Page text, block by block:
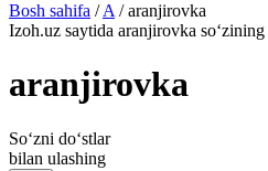
Bosh sahifa / A / aranjirovka
Izoh.uz saytida aranjirovka
aranjirovka
So‘zni do‘stlar
bilan ulashing